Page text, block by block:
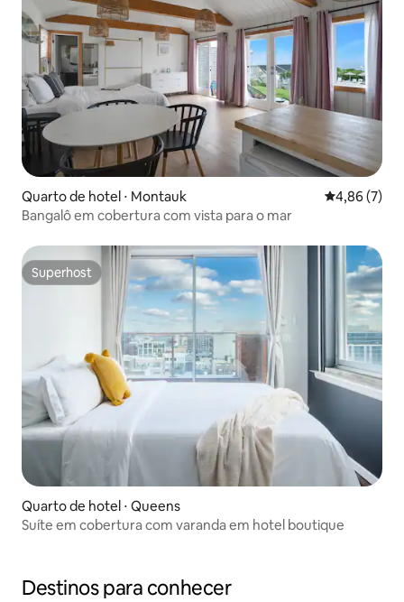
Quarto de hotel ⋅ Montauk 4,86 de uma
4,86 (7)
Bangalô em cobertura com vista para o mar
Superhost
Superhost
Quarto de hotel ⋅ Queens
Suíte em cobertura com varanda em hotel boutique
Destinos para conhecer